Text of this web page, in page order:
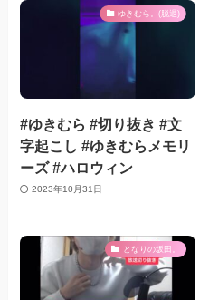
ゆきむら。(脱退)
#ゆきむら #切り抜き #文
字起こし #ゆきむらメモリ
ーズ #ハロウィン
2023年10月31日
となりの坂田。